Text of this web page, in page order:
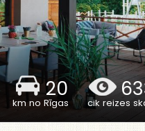
20
km no Rīgas cik reizes